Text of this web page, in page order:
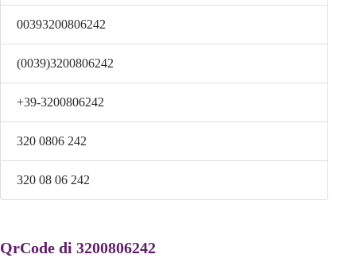
00393200806242
(0039)3200806242
+39-3200806242
320 0806 242
320 08 06 242
QrCode di 3200806242